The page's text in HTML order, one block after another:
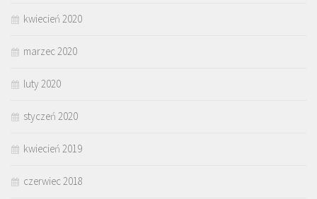
kwiecień 2020
marzec 2020
luty 2020
styczeń 2020
kwiecień 2019
czerwiec 2018